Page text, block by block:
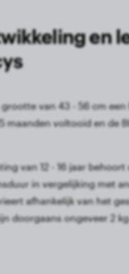
en
grootte van 43 - 56 cm
maanden voltooid en de
van 12 - 16 jaar
in vergelijking met
afhankelijk van het
doorgaans ongeveer 2